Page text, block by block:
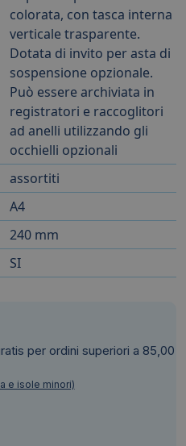
colorata, con tasca interna
verticale trasparente.
Dotata di invito per asta di
sospensione opzionale.
Può essere archiviata in
registratori e raccoglitori
ad anelli utilizzando gli
occhielli opzionali
assortiti
A4
240 mm
SI
per ordini superiori a 85,00
e isole minori)